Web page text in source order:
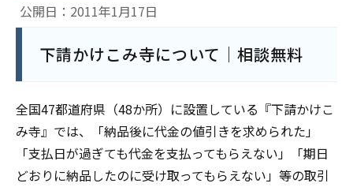
公開日：2011年1月17日
下請かけこみ寺について｜相談無料
全国47都道府県（48か所）に設置している『下請かけこ
み寺』では、「納品後に代金の値引きを求められた」
「支払日が過ぎても代金を支払ってもらえない」「期日
どおりに納品したのに受け取ってもらえない」等の取引